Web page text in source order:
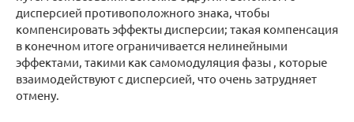
дисперсией противоположного знака, чтобы
компенсировать эффекты дисперсии; такая компенсация
в конечном итоге ограничивается нелинейными
эффектами, такими как самомодуляция фазы , которые
взаимодействуют с дисперсией, что очень затрудняет
отмену.